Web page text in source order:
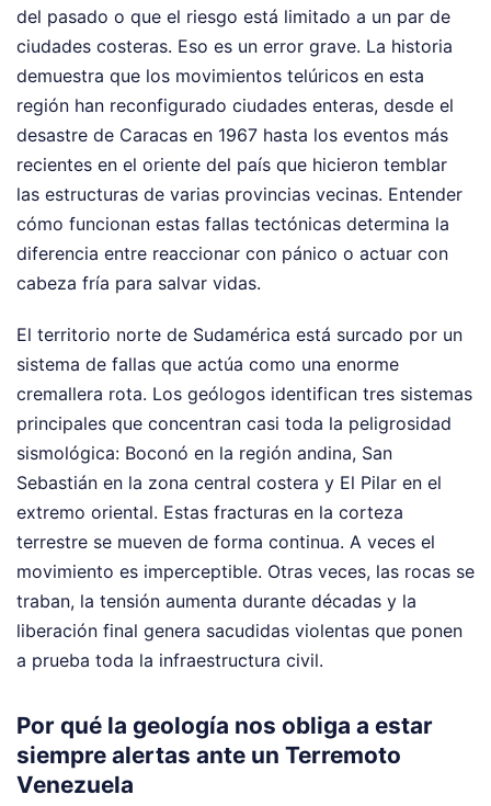
del pasado o que el riesgo está limitado a un par de
ciudades costeras. Eso es un error grave. La historia
demuestra que los movimientos telúricos en esta
región han reconfigurado ciudades enteras, desde el
desastre de Caracas en 1967 hasta los eventos más
recientes en el oriente del país que hicieron temblar
las estructuras de varias provincias vecinas. Entender
cómo funcionan estas fallas tectónicas determina la
diferencia entre reaccionar con pánico o actuar con
cabeza fría para salvar vidas.
El territorio norte de Sudamérica está surcado por un
sistema de fallas que actúa como una enorme
cremallera rota. Los geólogos identifican tres sistemas
principales que concentran casi toda la peligrosidad
sismológica: Boconó en la región andina, San
Sebastián en la zona central costera y El Pilar en el
extremo oriental. Estas fracturas en la corteza
terrestre se mueven de forma continua. A veces el
movimiento es imperceptible. Otras veces, las rocas se
traban, la tensión aumenta durante décadas y la
liberación final genera sacudidas violentas que ponen
a prueba toda la infraestructura civil.
Por qué la geología nos obliga a estar
siempre alertas ante un Terremoto
Venezuela